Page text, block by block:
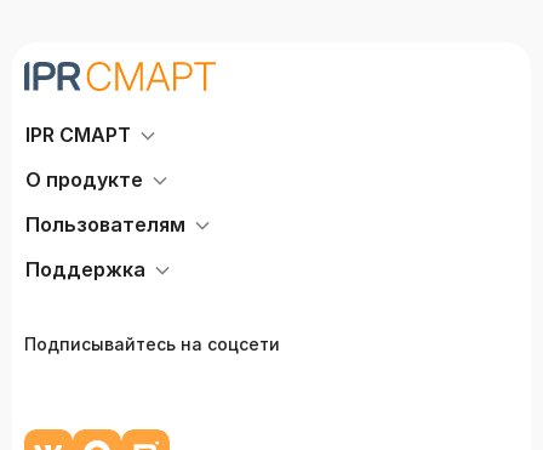
IPR СМАРТ
О продукте
Пользователям
Поддержка
Подписывайтесь на соцсети